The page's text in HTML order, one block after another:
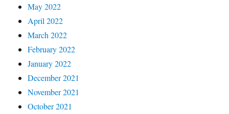
May 2022
April 2022
March 2022
February 2022
January 2022
December 2021
November 2021
October 2021